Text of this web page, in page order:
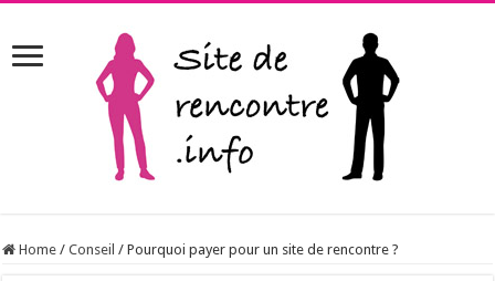
Home / Conseil / Pourquoi payer pour un site de rencontre ?